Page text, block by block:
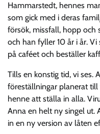
Hammarstedt, hennes
som gick med i deras
försök, missfall, hopp och
och han fyller 10 år i år.
på caféet och beställer
Tills en konstig tid, vi ses.
föreställningar planerat
henne att ställa in alla.
Anna en helt ny singel ut.
in en ny version av låten